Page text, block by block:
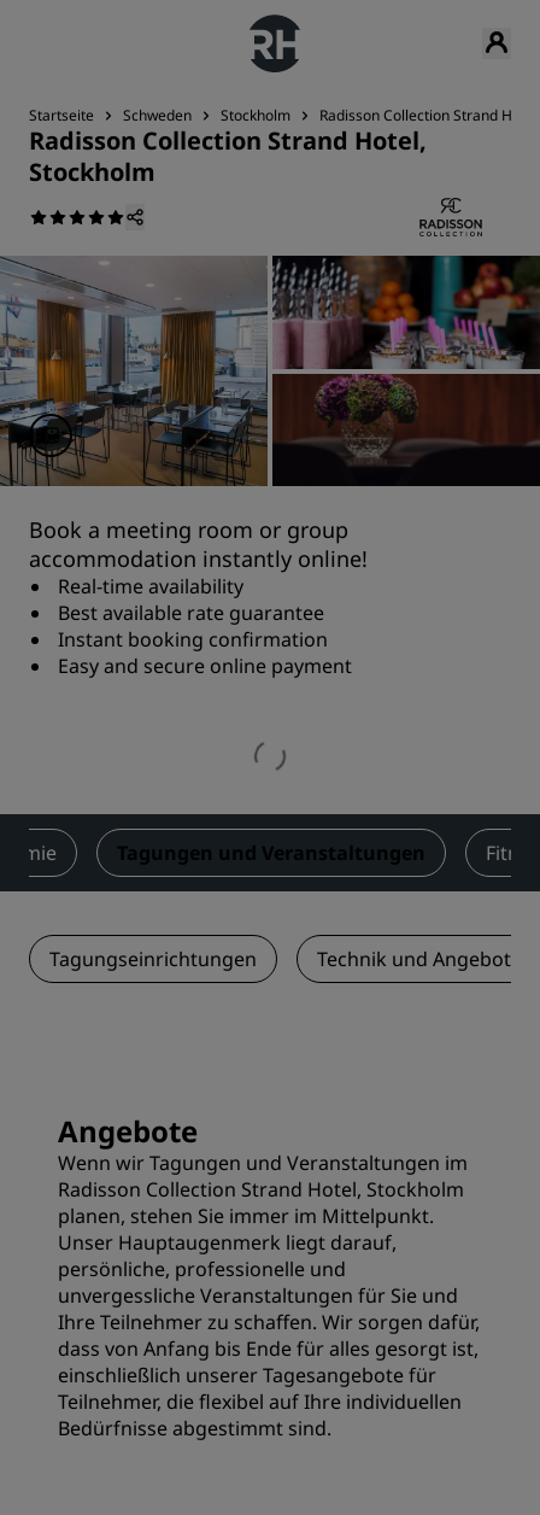
Startseite Schweden Stockholm Radisson Collection Strand
Radisson Collection Strand Hotel,
Stockholm
Book a meeting room or group
accommodation instantly online!
Real-time availability
Best available rate guarantee
Instant booking confirmation
Easy and secure online payment
Tagungen und Veranstaltungen
Tagungseinrichtungen Technik und
Angebote
Wenn wir Tagungen und Veranstaltungen im
Radisson Collection Strand Hotel, Stockholm
planen, stehen Sie immer im Mittelpunkt.
Unser Hauptaugenmerk liegt darauf,
persönliche, professionelle und
unvergessliche Veranstaltungen für Sie und
Ihre Teilnehmer zu schaffen. Wir sorgen dafür,
dass von Anfang bis Ende für alles gesorgt ist,
einschließlich unserer Tagesangebote für
Teilnehmer, die flexibel auf Ihre individuellen
Bedürfnisse abgestimmt sind.